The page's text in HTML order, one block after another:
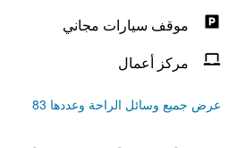
موقف سيارات مجاني
مركز أعمال
عرض جميع وسائل الراحة وعددها 83